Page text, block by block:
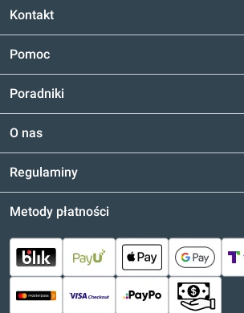
Kontakt
Pomoc
Poradniki
O nas
Regulaminy
Metody płatności